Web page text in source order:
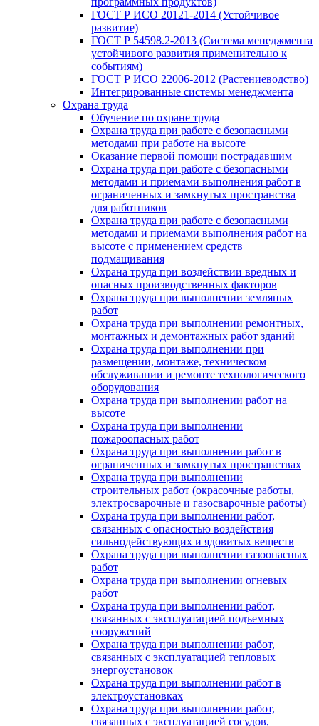
ГОСТ Р ИСО 20121-2014 (Устойчивое
развитие)
ГОСТ Р 54598.2-2013 (Система менеджмента
устойчивого развития применительно к
событиям)
ГОСТ Р ИСО 22006-2012 (Растениеводство)
Интегрированные системы менеджмента
Охрана труда
Обучение по охране труда
Охрана труда при работе с безопасными
методами при работе на высоте
Оказание первой помощи пострадавшим
Охрана труда при работе с безопасными
методами и приемами выполнения работ в
ограниченных и замкнутых пространства
для работников
Охрана труда при работе с безопасными
методами и приемами выполнения работ на
высоте с применением средств
подмащивания
Охрана труда при воздействии вредных и
опасных производственных факторов
Охрана труда при выполнении земляных
работ
Охрана труда при выполнении ремонтных,
монтажных и демонтажных работ зданий
Охрана труда при выполнении при
размещении, монтаже, техническом
обслуживании и ремонте технологического
оборудования
Охрана труда при выполнении работ на
высоте
Охрана труда при выполнении
пожароопасных работ
Охрана труда при выполнении работ в
ограниченных и замкнутых пространствах
Охрана труда при выполнении
строительных работ (окрасочные работы,
электросварочные и газосварочные работы)
Охрана труда при выполнении работ,
связанных с опасностью воздействия
сильнодействующих и ядовитых веществ
Охрана труда при выполнении газоопасных
работ
Охрана труда при выполнении огневых
работ
Охрана труда при выполнении работ,
связанных с эксплуатацией подъемных
сооружений
Охрана труда при выполнении работ,
связанных с эксплуатацией тепловых
энергоустановок
Охрана труда при выполнении работ в
электроустановках
Охрана труда при выполнении работ,
связанных с эксплуатацией сосудов,